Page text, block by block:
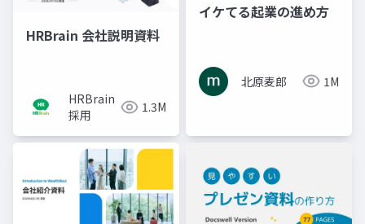
HRBrain 会社説明資料
HRBrain
採用
1.3M
イケてる起業の進め方
北原麦郎 1M